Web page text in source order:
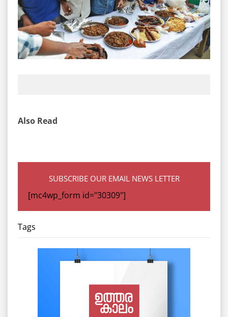
Also Read
SUBSCRIBE OUR EMAIL NEWS LETTER
[mc4wp_form id="30309"]
Tags